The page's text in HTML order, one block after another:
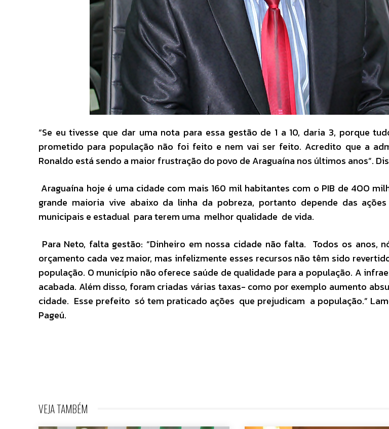
“Se eu tivesse que dar uma nota para essa gestão de 1 a 10, daria 3, porque
prometido para população não foi feito e nem vai ser feito. Acredito que a
Ronaldo está sendo a maior frustração do povo de Araguaína nos últimos anos”.
Araguaína hoje é uma cidade com mais 160 mil habitantes com o PIB de 4OO
grande maioria vive abaixo da linha da pobreza, portanto depende das
municipais e estadual para terem uma melhor qualidade de vida.
Para Neto, falta gestão: “Dinheiro em nossa cidade não falta. Todos os anos,
orçamento cada vez maior, mas infelizmente esses recursos não têm sido
população. O município não oferece saúde de qualidade para a população. A
acabada. Além disso, foram criadas várias taxas- como por exemplo aumento
cidade. Esse prefeito só tem praticado ações que prejudicam a população.”
Pageú.
VEJA TAMBÉM